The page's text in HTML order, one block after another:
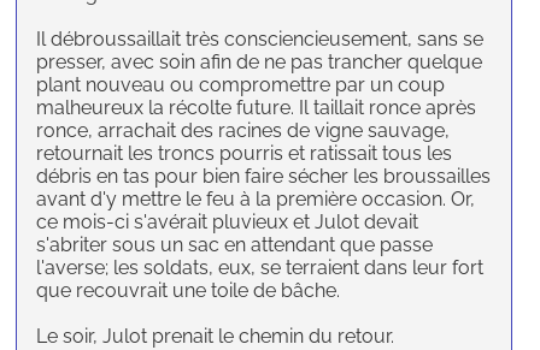
Il débroussaillait très consciencieusement, sans se
presser, avec soin afin de ne pas trancher quelque
plant nouveau ou compromettre par un coup
malheureux la récolte future. Il taillait ronce après
ronce, arrachait des racines de vigne sauvage,
retournait les troncs pourris et ratissait tous les
débris en tas pour bien faire sécher les broussailles
avant d'y mettre le feu à la première occasion. Or,
ce mois-ci s'avérait pluvieux et Julot devait
s'abriter sous un sac en attendant que passe
l'averse; les soldats, eux, se terraient dans leur fort
que recouvrait une toile de bâche.
Le soir, Julot prenait le chemin du retour.